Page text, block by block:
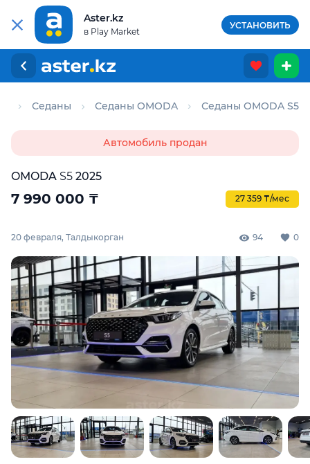
Aster.kz
в Play Market
УСТАНОВИТЬ
Седаны Седаны OMODA Седаны OMODA S5
Автомобиль продан
OMODA S5 2025
7 990 000 ₸ 27 359 ₸/мес
20 февраля, Талдыкорган 94 0